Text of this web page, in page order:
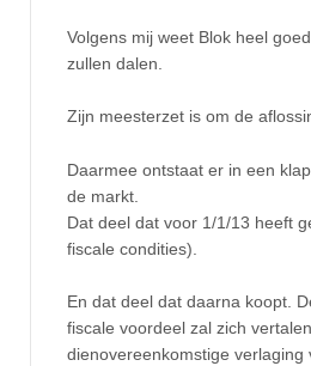
Volgens mij weet Blok heel
zullen dalen.
Zijn meesterzet is om de
Daarmee ontstaat er in een
de markt.
Dat deel dat voor 1/1/13 heeft
fiscale condities).
En dat deel dat daarna koopt.
fiscale voordeel zal zich
dienovereenkomstige verlaging